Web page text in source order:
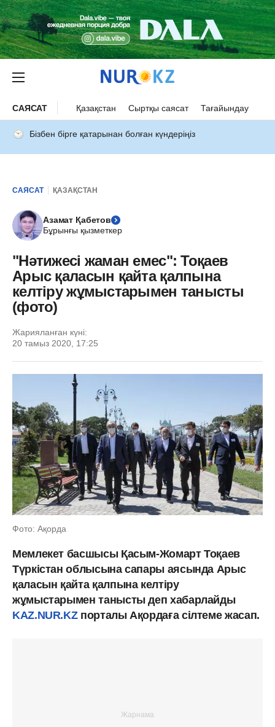
САЯСАТ Қазақстан Сыртқы саясат Тағайындау
Бізбен бірге қатарынан болған күндеріңіз
САЯСАТ ҚАЗАҚСТАН
Азамат Қабетов
Бұрынғы қызметкер
"Нәтижесі жаман емес": Тоқаев
Арыс қаласын қайта қалпына
келтіру жұмыстарымен танысты
(фото)
Жарияланған күні:
20 тамыз 2020, 17:25
Фото: Ақорда
Мемлекет басшысы Қасым-Жомарт Тоқаев
Түркістан облысына сапары аясында Арыс
қаласын қайта қалпына келтіру
жұмыстарымен танысты деп хабарлайды
KAZ.NUR.KZпорталы Ақордаға сілтеме жасап.